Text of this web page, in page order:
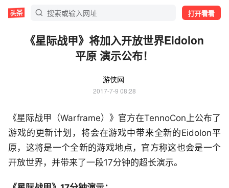
打开看看
《星际战甲》将加入开放世界Eidolon
平原 演示公布！
游侠网
2017-7-9 08:28
《星际战甲（Warframe）》官方在TennoCon上公布了
游戏的更新计划，将会在游戏中带来全新的Eidolon平
原，这将是一个全新的游戏地点，官方称这也会是一个
开放世界，并带来了一段17分钟的超长演示。